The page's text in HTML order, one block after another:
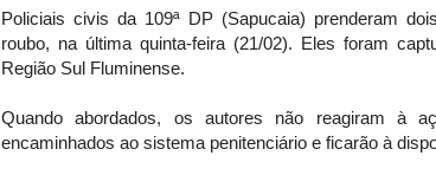
Policiais civis da 109ª DP (Sapucaia) prenderam
roubo, na última quinta-feira (21/02). Eles foram
Região Sul Fluminense.
Quando abordados, os autores não reagiram à
encaminhados ao sistema penitenciário e ficarão à